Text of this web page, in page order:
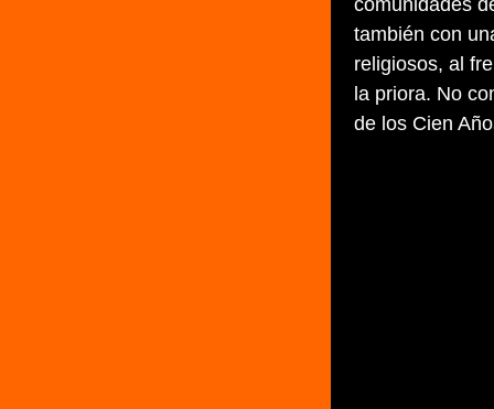
comunidades
también con
religiosos, al
la priora. No
de los Cien